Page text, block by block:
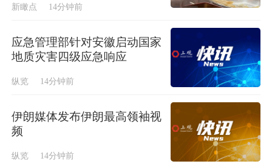
新瞰点 14分钟前
应急管理部针对安徽启动国家
地质灾害四级应急响应
纵览 14分钟前
伊朗媒体发布伊朗最高领袖视
频
纵览 14分钟前